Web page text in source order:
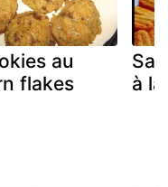
au
flakes
à